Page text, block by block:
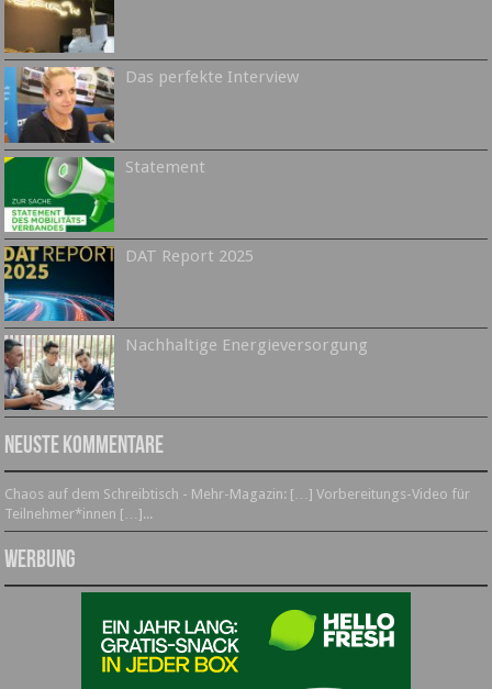
Das perfekte Interview
Statement
DAT Report 2025
Nachhaltige Energieversorgung
Neuste Kommentare
Chaos auf dem Schreibtisch - Mehr-Magazin: […] Vorbereitungs-Video für
Teilnehmer*innen […]...
Werbung